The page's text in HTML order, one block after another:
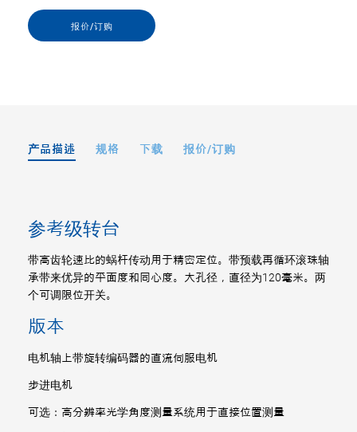
报价/订购
产品描述 规格 下载 报价/订购
参考级转台
带高齿轮速比的蜗杆传动用于精密定位。带预载再循环滚珠轴
承带来优异的平面度和同心度。大孔径，直径为120毫米。两
个可调限位开关。
版本
电机轴上带旋转编码器的直流伺服电机
步进电机
可选：高分辨率光学角度测量系统用于直接位置测量